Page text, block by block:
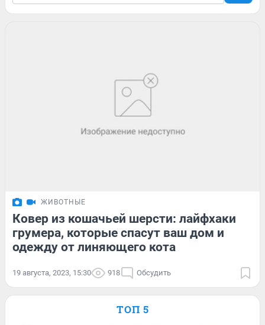
ЖИВОТНЫЕ
Ковер из кошачьей шерсти: лайфхаки
грумера, которые спасут ваш дом и
одежду от линяющего кота
19 августа, 2023, 15:30 918 Обсудить
ТОП 5